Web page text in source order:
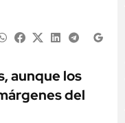
aunque los
del